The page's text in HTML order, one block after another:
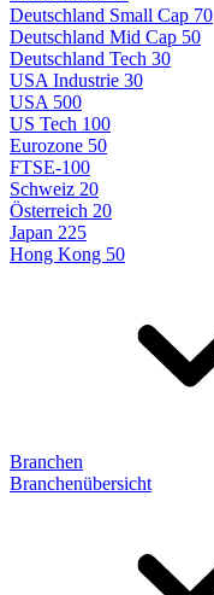
Deutschland Small Cap 70
Deutschland Mid Cap 50
Deutschland Tech 30
USA Industrie 30
USA 500
US Tech 100
Eurozone 50
FTSE-100
Schweiz 20
Österreich 20
Japan 225
Hong Kong 50
Branchen
Branchenübersicht